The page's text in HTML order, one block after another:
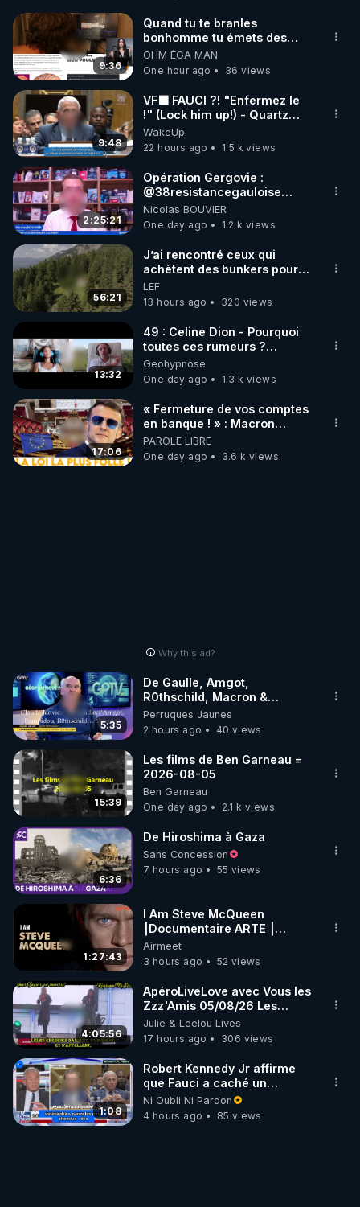
9:36
Quand tu te branles
bonhomme tu émets des
ondes ils ont juste omis de
t'expliquer
OHM ÉGA MAN
One hour ago
36 views
9:48
VF🟩 FAUCI ?! "Enfermez le
!" (Lock him up!) - Quartz
Traduction
WakeUp
22 hours ago
1.5 k views
2:25:21
Opération Gergovie :
‪@38resistancegauloise‬
‪@MarionSigautOfficiel‬
‪@gladysriifard5710‬ Laëtitia
Nicolas BOUVIER
One day ago
1.2 k views
56:21
J’ai rencontré ceux qui
achètent des bunkers pour
survivre à la fin du monde
LEF
13 hours ago
320 views
13:32
49 : Celine Dion - Pourquoi
toutes ces rumeurs ?
Enquête sous hypnose
Geohypnose
One day ago
1.3 k views
17:06
« Fermeture de vos comptes
en banque ! » : Macron
impose une loi folle !
PAROLE LIBRE
One day ago
3.6 k views
Why this ad?
5:35
De Gaulle, Amgot,
R0thschild, Macron &
Pompidou… Macron Claude
Janvier, GPTV, 18 X 2024
Perruques Jaunes
2 hours ago
40 views
15:39
Les films de Ben Garneau =
2026-08-05
Ben Garneau
One day ago
2.1 k views
6:36
De Hiroshima à Gaza
Sans Concession
7 hours ago
55 views
1:27:43
I Am Steve McQueen
⎮Documentaire ARTE ⎮
Cinema
Airmeet
3 hours ago
52 views
4:05:56
ApéroLiveLove avec Vous les
Zzz'Amis 05/08/26 Les
Zzz'Infos Bonheur de Leelou
Julie & Leelou Lives
17 hours ago
306 views
1:08
Robert Kennedy Jr affirme
que Fauci a caché un
infarctus pulmonaire
survenu après sa
vaccination
Ni Oubli Ni Pardon
4 hours ago
85 views